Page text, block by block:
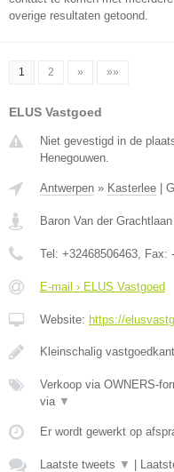
overige resultaten getoond.
1 2 » »»
ELUS Vastgoed
Niet gevestigd in de
Henegouwen.
Antwerpen » Kasterlee
Baron Van der
Tel: +32468506463, Fax: -
E-mail › ELUS Vastgoed
Website: https://
Kleinschalig
Verkoop via OWNERS-
via ▼
Er wordt gewerkt op
Laatste tweets ▼